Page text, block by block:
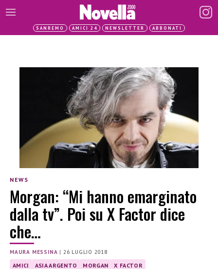
SANREMO AMICI 24 NEWSLETTER ABBONATI
NEWS
Morgan: “Mi hanno emarginato
dalla tv”. Poi su X Factor dice
che…
MAURA MESSINA | 26 LUGLIO 2018
AMICI ASIA ARGENTO MORGAN X FACTOR